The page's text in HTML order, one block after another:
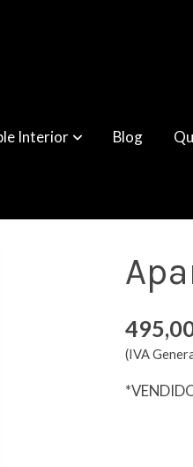
Interior Blog
(IVA